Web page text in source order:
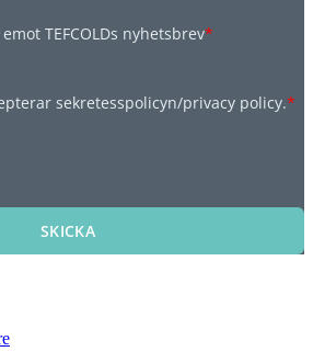
TEFCOLDs nyhetsbrev*
sekretesspolicyn/privacy policy.*
SKICKA